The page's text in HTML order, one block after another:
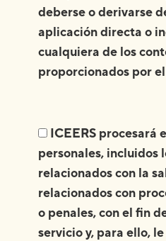
deberse o derivarse
aplicación directa o
cualquiera de los
proporcionados por
ICEERS procesará
personales, incluidos
relacionados con la
relacionados con
o penales, con el fin
servicio y, para ello,